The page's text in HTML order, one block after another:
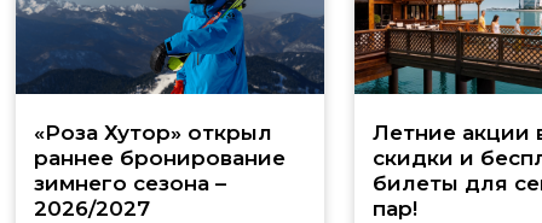
«Роза Хутор» открыл
раннее бронирование
зимнего сезона –
2026/2027
Летние акции
скидки и
билеты для
пар!